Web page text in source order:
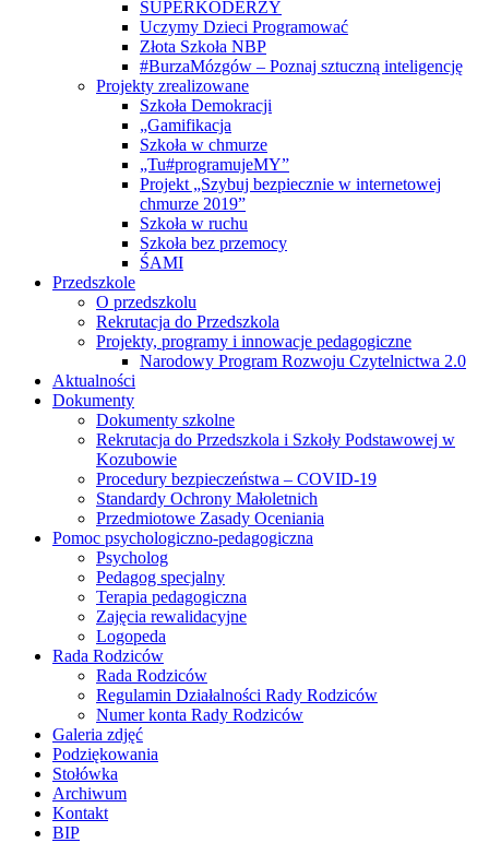
SUPERKODERZY
Uczymy Dzieci Programować
Złota Szkoła NBP
#BurzaMózgów – Poznaj sztuczną inteligencję
Projekty zrealizowane
Szkoła Demokracji
„Gamifikacja
Szkoła w chmurze
„Tu#programujeMY”
Projekt „Szybuj bezpiecznie w internetowej
chmurze 2019”
Szkoła w ruchu
Szkoła bez przemocy
ŚAMI
Przedszkole
O przedszkolu
Rekrutacja do Przedszkola
Projekty, programy i innowacje pedagogiczne
Narodowy Program Rozwoju Czytelnictwa 2.0
Aktualności
Dokumenty
Dokumenty szkolne
Rekrutacja do Przedszkola i Szkoły Podstawowej w
Kozubowie
Procedury bezpieczeństwa – COVID-19
Standardy Ochrony Małoletnich
Przedmiotowe Zasady Oceniania
Pomoc psychologiczno-pedagogiczna
Psycholog
Pedagog specjalny
Terapia pedagogiczna
Zajęcia rewalidacyjne
Logopeda
Rada Rodziców
Rada Rodziców
Regulamin Działalności Rady Rodziców
Numer konta Rady Rodziców
Galeria zdjęć
Podziękowania
Stołówka
Archiwum
Kontakt
BIP